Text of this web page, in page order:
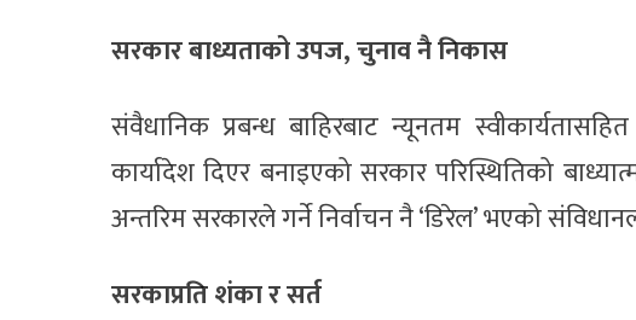
सरकार बाध्यताको उपज, चुनाव नै निकास
संवैधानिक प्रबन्ध बाहिरबाट न्यूनतम
कार्यादेश दिएर बनाइएको सरकार परिस्थितिको
अन्तरिम सरकारले गर्ने निर्वाचन नै ‘डिरेल’ भएको
सरकाप्रति शंका र सर्त